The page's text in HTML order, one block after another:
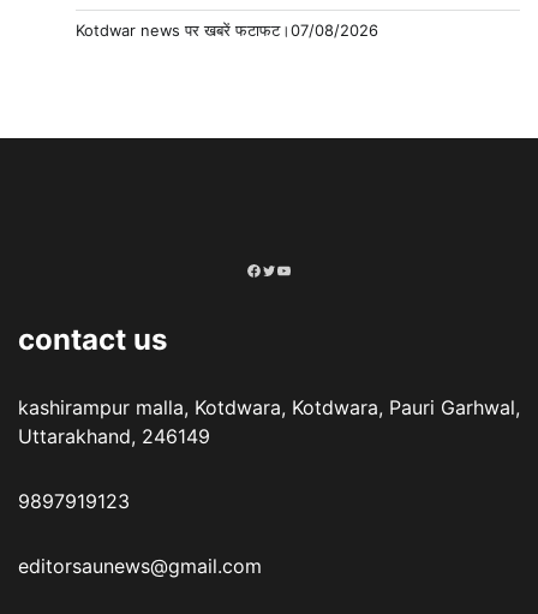
Kotdwar news पर खबरें फटाफट।07/08/2026
Facebook
Twitter
YouTube
contact us
kashirampur malla, Kotdwara, Kotdwara, Pauri Garhwal,
Uttarakhand, 246149
9897919123
editorsaunews@gmail.com